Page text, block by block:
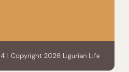
| Copyright 2026 Ligurian Life